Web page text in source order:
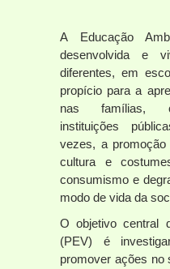
A Educação
desenvolvida e
diferentes, em
propício para a
nas famílias,
instituições
vezes, a
cultura e
consumismo e
modo de vida da
O objetivo central
(PEV) é
promover ações no